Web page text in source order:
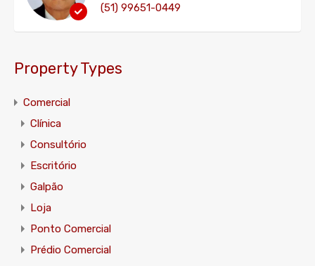
(51) 99651-0449
Property Types
Comercial
Clínica
Consultório
Escritório
Galpão
Loja
Ponto Comercial
Prédio Comercial